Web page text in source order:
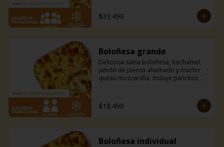
$33.490
Boloñesa grande
Deliciosa salsa boloñesa, bechamel,
jamón de pierna ahumado y mucho
queso mozzarella. Incluye pancitos
$18.490
Boloñesa individual